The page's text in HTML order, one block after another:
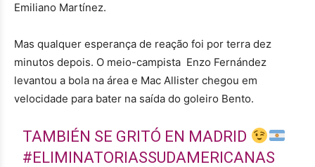
Emiliano Martínez.
Mas qualquer esperança de reação foi por terra dez
minutos depois. O meio-campista Enzo Fernández
levantou a bola na área e Mac Allister chegou em
velocidade para bater na saída do goleiro Bento.
TAMBIÉN SE GRITÓ EN MADRID
#ELIMINATORIASSUDAMERICANAS